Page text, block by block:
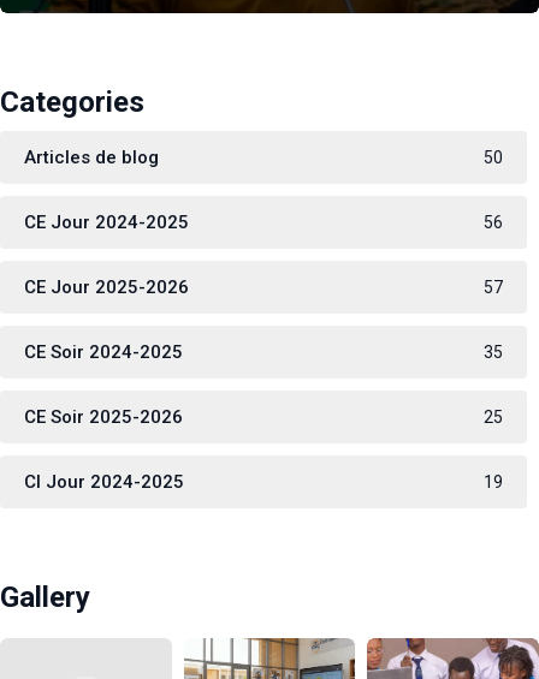
Categories
Articles de blog 50
CE Jour 2024-2025 56
CE Jour 2025-2026 57
CE Soir 2024-2025 35
CE Soir 2025-2026 25
CI Jour 2024-2025 19
Gallery